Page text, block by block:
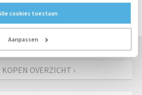
cookies toestaan
Aanpassen
45 kW
1500 rpm
KOPEN OVERZICHT ›